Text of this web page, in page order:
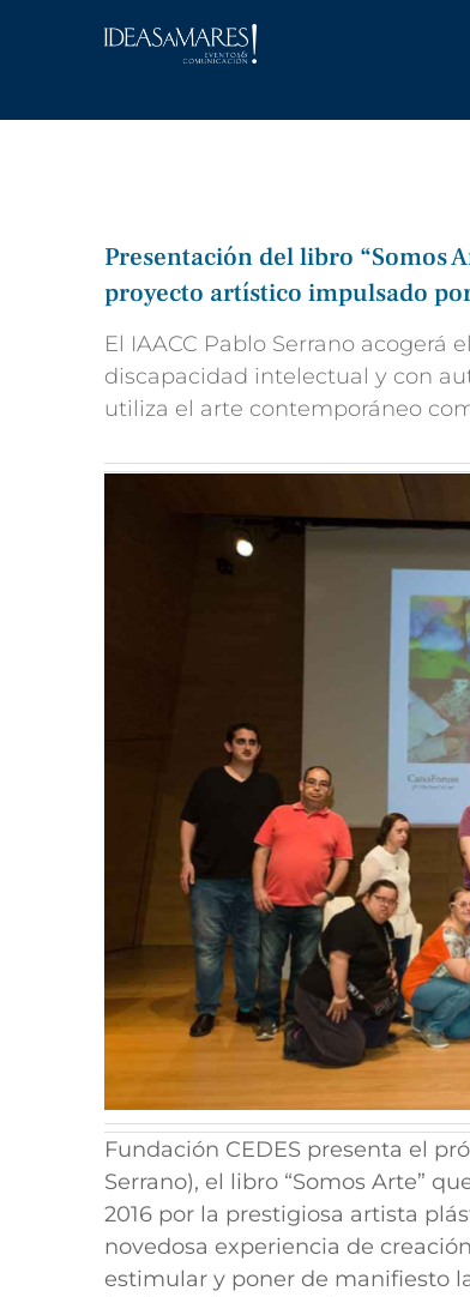
Presentación del libro “Somos
proyecto artístico impulsado
El IAACC Pablo Serrano acogerá
discapacidad intelectual y con
utiliza el arte contemporáneo
Fundación CEDES presenta el
Serrano), el libro “Somos Arte”
2016 por la prestigiosa artista
novedosa experiencia de
estimular y poner de manifiesto